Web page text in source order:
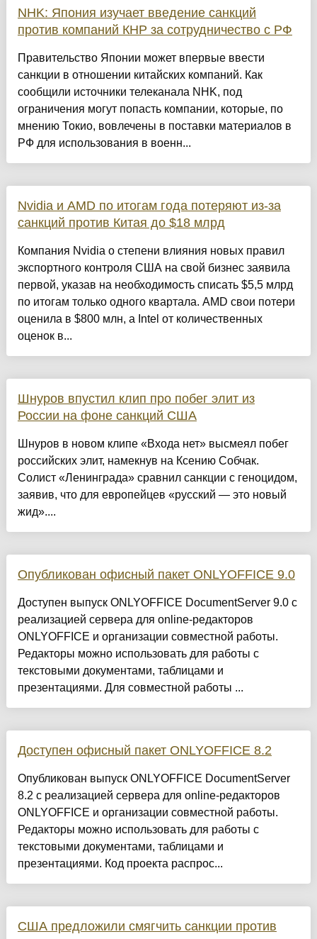
NHK: Япония изучает введение санкций
против компаний КНР за сотрудничество с РФ
Правительство Японии может впервые ввести
санкции в отношении китайских компаний. Как
сообщили источники телеканала NHK, под
ограничения могут попасть компании, которые, по
мнению Токио, вовлечены в поставки материалов в
РФ для использования в военн...
Nvidia и AMD по итогам года потеряют из-за
санкций против Китая до $18 млрд
Компания Nvidia о степени влияния новых правил
экспортного контроля США на свой бизнес заявила
первой, указав на необходимость списать $5,5 млрд
по итогам только одного квартала. AMD свои потери
оценила в $800 млн, а Intel от количественных
оценок в...
Шнуров впустил клип про побег элит из
России на фоне санкций США
Шнуров в новом клипе «Входа нет» высмеял побег
российских элит, намекнув на Ксению Собчак.
Солист «Ленинграда» сравнил санкции с геноцидом,
заявив, что для европейцев «русский — это новый
жид»....
Опубликован офисный пакет ONLYOFFICE 9.0
Доступен выпуск ONLYOFFICE DocumentServer 9.0 с
реализацией сервера для online-редакторов
ONLYOFFICE и организации совместной работы.
Редакторы можно использовать для работы с
текстовыми документами, таблицами и
презентациями. Для совместной работы ...
Доступен офисный пакет ONLYOFFICE 8.2
Опубликован выпуск ONLYOFFICE DocumentServer
8.2 с реализацией сервера для online-редакторов
ONLYOFFICE и организации совместной работы.
Редакторы можно использовать для работы с
текстовыми документами, таблицами и
презентациями. Код проекта распрос...
США предложили смягчить санкции против